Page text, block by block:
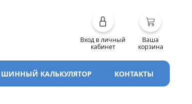
Вход в личный
кабинет
Ваша
корзина
ШИННЫЙ КАЛЬКУЛЯТОР КОНТАКТЫ